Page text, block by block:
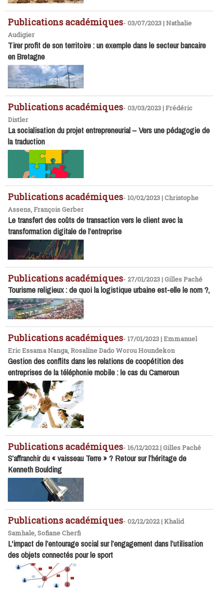
Publications académiques- 03/07/2023 | ​Nathalie
Audigier
Tirer profit de son territoire : un exemple dans le secteur bancaire
en Bretagne
Publications académiques- 03/03/2023 | Frédéric
Distler
La socialisation du projet entrepreneurial – Vers une pédagogie de
la traduction
Publications académiques- 10/02/2023 | Christophe
Assens, François Gerber
Le transfert des coûts de transaction vers le client avec la
transformation digitale de l’entreprise
Publications académiques- 27/01/2023 | Gilles Paché
Tourisme religieux : de quoi la logistique urbaine est-elle le nom ?,
Publications académiques- 17/01/2023 | Emmanuel
Eric Essama Nanga, Rosaline Dado Worou Houndekon
Gestion des conflits dans les relations de coopétition des
entreprises de la téléphonie mobile : le cas du Cameroun
Publications académiques- 16/12/2022 | Gilles Paché
S’affranchir du « vaisseau Terre » ? Retour sur l’héritage de
Kenneth Boulding
Publications académiques- 02/12/2022 | Khalid
Samhale, Sofiane Cherfi
L'impact de l’entourage social sur l’engagement dans l’utilisation
des objets connectés pour le sport